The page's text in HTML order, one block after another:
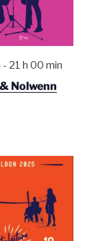
m
e
n
t
s
Nolwenn
- 21 h 00 min